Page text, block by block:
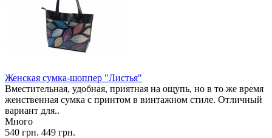
Женская сумка-шоппер "Листья"
Вместительная, удобная, приятная на ощупь, но в то же время
женственная сумка с принтом в винтажном стиле. Отличный
вариант для..
Много
540 грн. 449 грн.